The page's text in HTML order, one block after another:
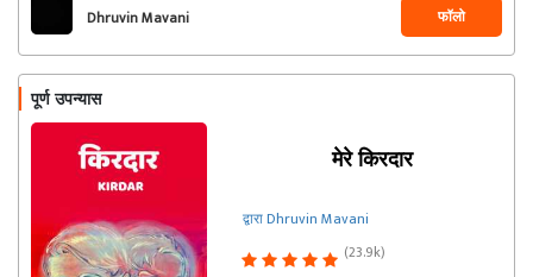
Dhruvin Mavani फॉलो
पूर्ण उपन्यास
मेरे किरदार
द्वारा Dhruvin Mavani
(23.9k)